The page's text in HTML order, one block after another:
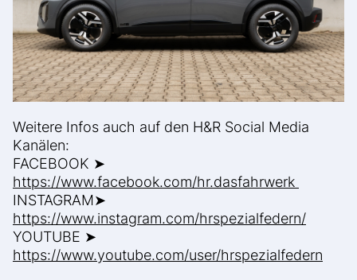
Weitere Infos auch auf den H&R Social Media
Kanälen:
FACEBOOK ➤
https://www.facebook.com/hr.dasfahrwerk
INSTAGRAM➤
https://www.instagram.com/hrspezialfedern/
YOUTUBE ➤
https://www.youtube.com/user/hrspezialfedern